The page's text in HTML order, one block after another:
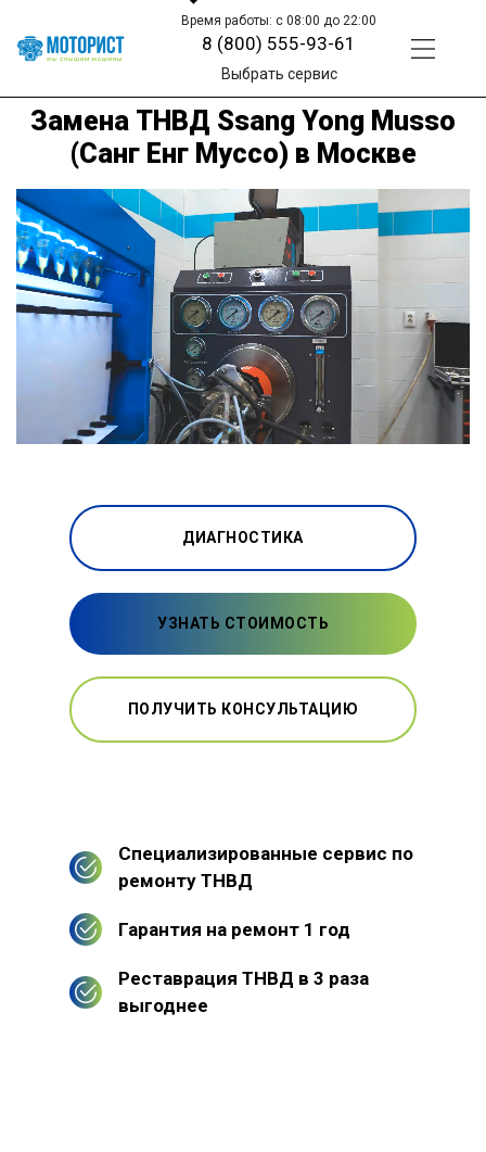
Время работы: с 08:00 до 22:00
8 (800) 555-93-61
Выбрать сервис
Замена ТНВД Ssang Yong Musso
(Санг Енг Муссо) в Москве
ДИАГНОСТИКА
УЗНАТЬ СТОИМОСТЬ
ПОЛУЧИТЬ КОНСУЛЬТАЦИЮ
Специализированные сервис по
ремонту ТНВД
Гарантия на ремонт 1 год
Реставрация ТНВД в 3 раза
выгоднее